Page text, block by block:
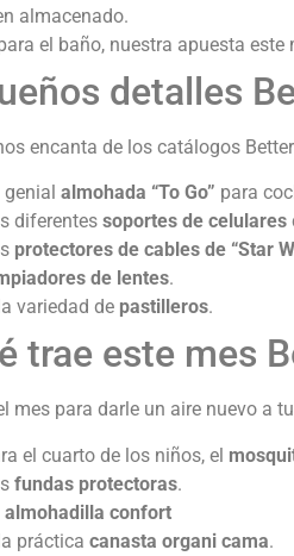
almacenado.
el baño, nuestra apuesta este
detalles
encanta de los catálogos
genial almohada “To Go” para
diferentes soportes de celulares
protectores de cables de “Star
de lentes.
variedad de pastilleros.
trae este mes
mes para darle un aire nuevo a
el cuarto de los niños, el
fundas protectoras.
almohadilla confort
práctica canasta organi cama.